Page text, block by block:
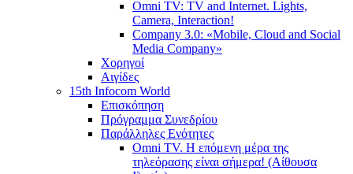
Omni TV: TV and Internet. Lights,
Camera, Interaction!
Company 3.0: «Mobile, Cloud and Social
Media Company»
Χορηγοί
Αιγίδες
15th Infocom World
Επισκόπηση
Πρόγραμμα Συνεδρίου
Παράλληλες Ενότητες
Omni TV. Η επόμενη μέρα της
τηλεόρασης είναι σήμερα! (Αίθουσα